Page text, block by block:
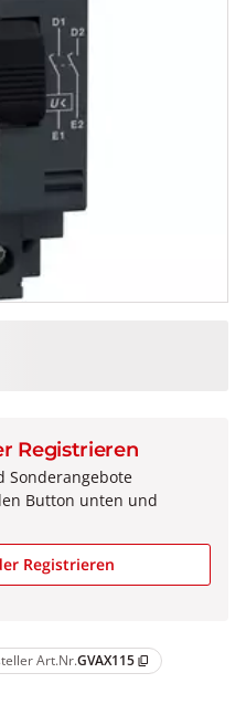
Art.Nr.GVAX115 content_copy
Registrieren
Sonderangebote
Button unten und
Registrieren